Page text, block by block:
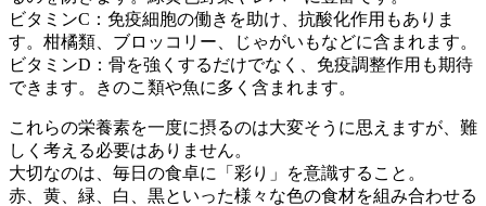
ビタミンC：免疫細胞の働きを助け、抗酸化作用もありま
す。柑橘類、ブロッコリー、じゃがいもなどに含まれます。
ビタミンD：骨を強くするだけでなく、免疫調整作用も期待
できます。きのこ類や魚に多く含まれます。
これらの栄養素を一度に摂るのは大変そうに思えますが、難
しく考える必要はありません。
大切なのは、毎日の食卓に「彩り」を意識すること。
赤、黄、緑、白、黒といった様々な色の食材を組み合わせる